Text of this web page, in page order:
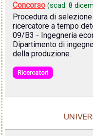
Concorso (scad. 8
Procedura di
ricercatore a tempo
09/B3 - Ingegneria
Dipartimento di
della produzione.
Ricercatori